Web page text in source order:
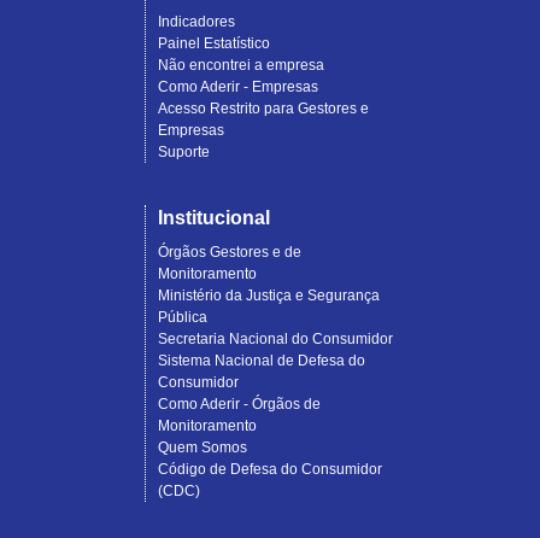
Indicadores
Painel Estatístico
Não encontrei a empresa
Como Aderir - Empresas
Acesso Restrito para Gestores e
Empresas
Suporte
Institucional
Órgãos Gestores e de
Monitoramento
Ministério da Justiça e Segurança
Pública
Secretaria Nacional do Consumidor
Sistema Nacional de Defesa do
Consumidor
Como Aderir - Órgãos de
Monitoramento
Quem Somos
Código de Defesa do Consumidor
(CDC)